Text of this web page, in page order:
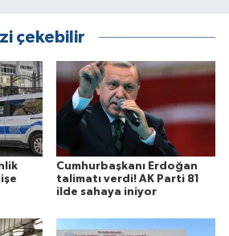
çekebilir
Cumhurbaşkanı Erdoğan
talimatı verdi! AK Parti 81
ilde sahaya iniyor